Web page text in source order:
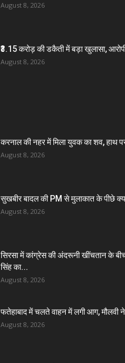
August 8, 2026
₹3.15 करोड़ की डकैती में बड़ा खुलासा,
August 8, 2026
करनाल की नहर में मिला युवक का शव, हाथ
August 8, 2026
सुखबीर बादल की PM से मुलाकात के पीछे
August 8, 2026
सिरसा में कांग्रेस की अंदरूनी खींचतान के
सिंह का...
August 8, 2026
फतेहाबाद में चलते वाहन में लगी आग, मौलवी
August 8, 2026